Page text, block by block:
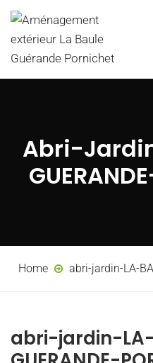
Abri-
Home abri-jardin-LA-
abri-jardin-LA-